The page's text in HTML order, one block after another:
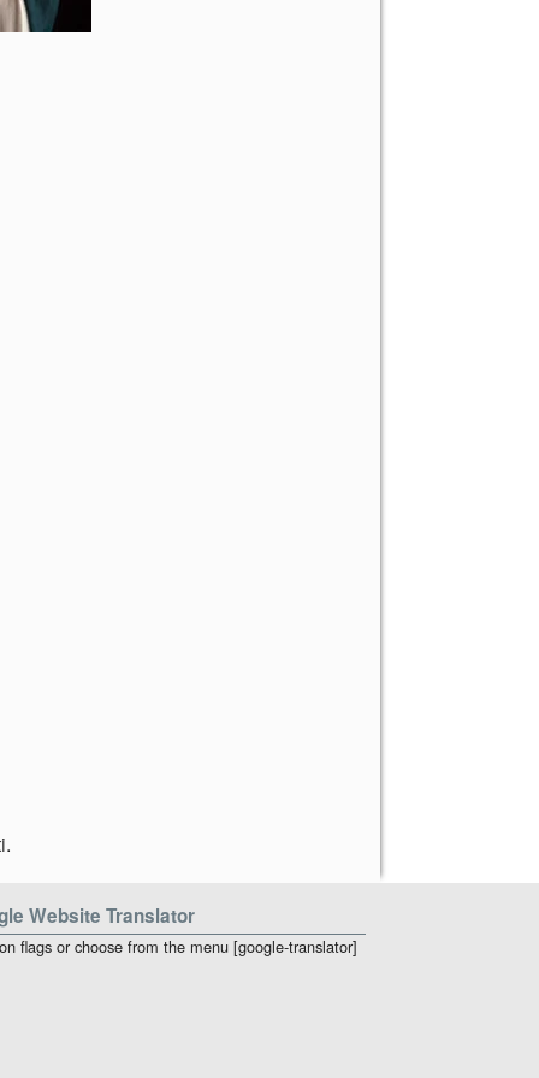
.
Website Translator
flags or choose from the menu [google-translator]